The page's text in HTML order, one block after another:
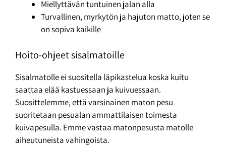
Miellyttävän tuntuinen jalan alla
Turvallinen, myrkytön ja hajuton matto, joten se
on sopiva kaikille
Hoito-ohjeet sisalmatoille
Sisalmatolle ei suositella läpikastelua koska kuitu
saattaa elää kastuessaan ja kuivuessaan.
Suosittelemme, että varsinainen maton pesu
suoritetaan pesualan ammattilaisen toimesta
kuivapesulla. Emme vastaa matonpesusta matolle
aiheutuneista vahingoista.